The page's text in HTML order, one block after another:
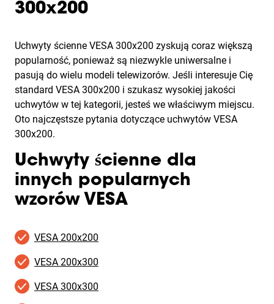
300x200
Uchwyty ścienne VESA 300x200 zyskują coraz większą
popularność, ponieważ są niezwykle uniwersalne i
pasują do wielu modeli telewizorów. Jeśli interesuje Cię
standard VESA 300x200 i szukasz wysokiej jakości
uchwytów w tej kategorii, jesteś we właściwym miejscu.
Oto najczęstsze pytania dotyczące uchwytów VESA
300x200.
Uchwyty ścienne dla
innych popularnych
wzorów VESA
VESA 200x200
VESA 200x300
VESA 300x300